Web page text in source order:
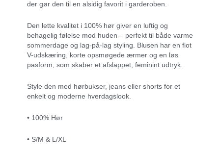
der gør den til en alsidig favorit i garderoben.
Den lette kvalitet i 100% hør giver en luftig og
behagelig følelse mod huden – perfekt til både varme
sommerdage og lag-på-lag styling. Blusen har en flot
V-udskæring, korte opsmøgede ærmer og en løs
pasform, som skaber et afslappet, feminint udtryk.
Style den med hørbukser, jeans eller shorts for et
enkelt og moderne hverdagslook.
• 100% Hør
• S/M & L/XL